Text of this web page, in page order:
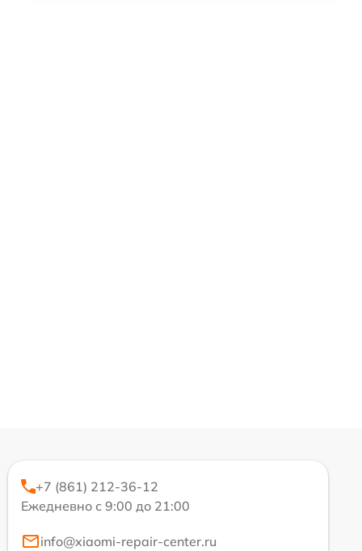
+7 (861) 212-36-12
Ежедневно с 9:00 до 21:00
info@xiaomi-repair-center.ru